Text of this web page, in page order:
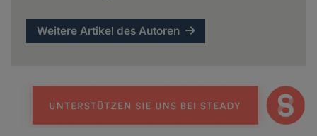
Weitere Artikel des Autoren